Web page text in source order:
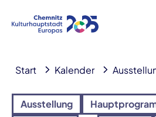
Start Kalender
Ausstellung